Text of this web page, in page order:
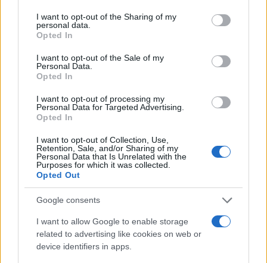
not limited to your visit or usage behaviour. You may click to
grant or deny consent to Google and its third-party tags to
use your data for below specified purposes in below Google
consent section.
I want to opt-out of the Sharing of my
personal data.
Opted In
I want to opt-out of the Sale of my
Personal Data.
Opted In
I want to opt-out of processing my
Personal Data for Targeted Advertising.
Opted In
I want to opt-out of Collection, Use,
Retention, Sale, and/or Sharing of my
Personal Data that Is Unrelated with the
Purposes for which it was collected.
Opted Out
Google consents
I want to allow Google to enable storage
related to advertising like cookies on web or
device identifiers in apps.
F
a
ce
b
o
k
T
w
it
te
Pi
n
te
re
st
W
at
p
S
a
Articolo precedente
Prossimo articolo
NOTIZIE RECENTI
Tre milioni di euro dalla Provincia Gallura per
nuove aule nelle scuole di Olbia
Incidente sulla provinciale 125, paura tra Olbia e
Arzachena
Incidente sulla strada provinciale ad Arzachena,